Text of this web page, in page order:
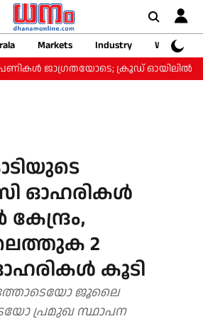
Markets Industry
Web
ജാഗ്രതയോടെ; ക്രൂഡ് ഓയിലിൽ
ഓഹരികള്‍
കേന്ദ്രം,
2
കൂടി
ജൂലൈ
പ്രമുഖ സ്ഥാപന